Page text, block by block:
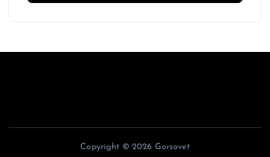
Copyright © 2026 Gorsovet